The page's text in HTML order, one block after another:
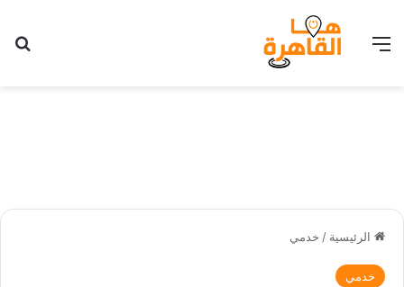
القائمة
الرئيسية / خدمي
خدمي